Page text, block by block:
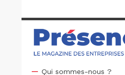
Qui sommes-nous ?